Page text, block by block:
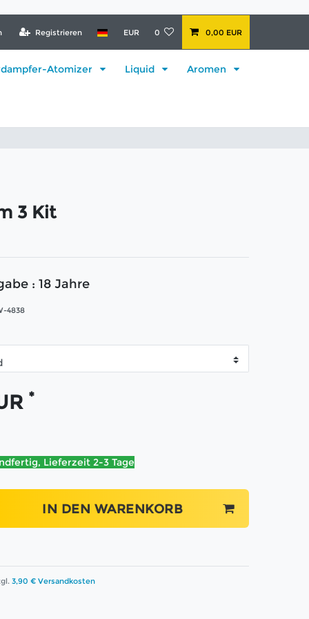
Registrieren EUR 0 0,00 EUR
Atomizer Liquid Aromen
3 Kit
: 18 Jahre
4838
*
Lieferzeit 2-3 Tage
IN DEN WARENKORB
3,90 € Versandkosten